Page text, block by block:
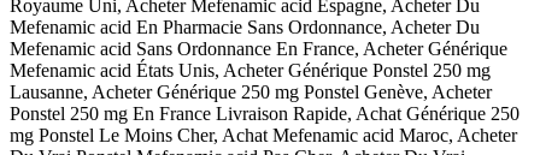
Royaume Uni, Acheter Mefenamic acid Espagne, Acheter Du
Mefenamic acid En Pharmacie Sans Ordonnance, Acheter Du
Mefenamic acid Sans Ordonnance En France, Acheter Générique
Mefenamic acid États Unis, Acheter Générique Ponstel 250 mg
Lausanne, Acheter Générique 250 mg Ponstel Genève, Acheter
Ponstel 250 mg En France Livraison Rapide, Achat Générique 250
mg Ponstel Le Moins Cher, Achat Mefenamic acid Maroc, Acheter